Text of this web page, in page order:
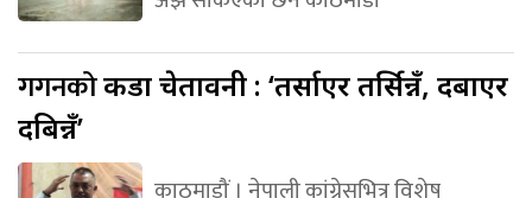
गगनकोकडा चेतावनी : ‘तर्साएर तर्सिन्नँ, दबाएर
दबिन्नँ’